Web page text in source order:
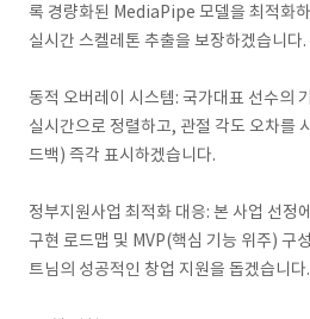
록 경량화된 MediaPipe 모델을 최적화
실시간 스켈레톤 추출을 보장하겠습니다.
동적 오버레이 시스템: 국가대표 선수의
실시간으로 정렬하고, 관절 각도 오차를
드백) 즉각 표시하겠습니다.
정부지원사업 최적화 대응: 본 사업 선정
구현 로드맵 및 MVP(핵심 기능 위주) 구
트님의 성공적인 창업 지원을 돕겠습니다.